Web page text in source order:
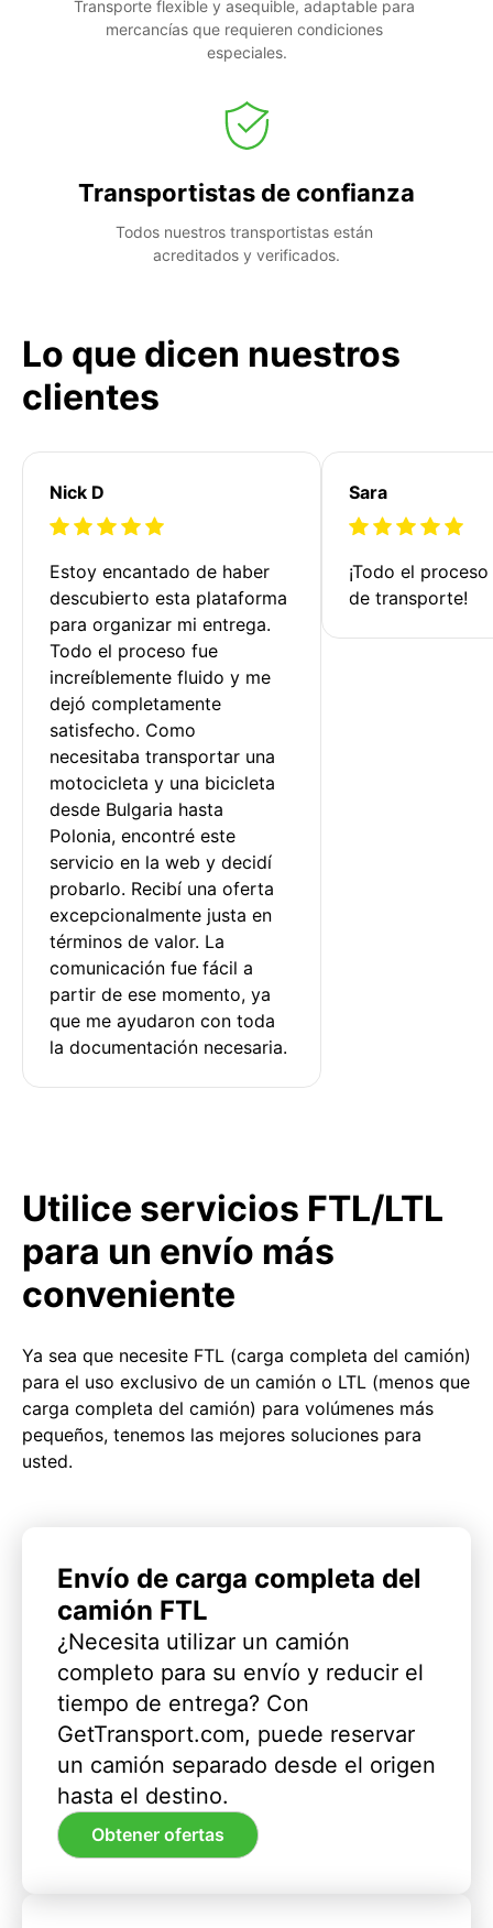
Transporte flexible y asequible, adaptable para
mercancías que requieren condiciones
especiales.
Transportistas de confianza
Todos nuestros transportistas están
acreditados y verificados.
Lo que dicen nuestros
clientes
Nick D
Estoy encantado de haber
descubierto esta plataforma
para organizar mi entrega.
Todo el proceso fue
increíblemente fluido y me
dejó completamente
satisfecho. Como
necesitaba transportar una
motocicleta y una bicicleta
desde Bulgaria hasta
Polonia, encontré este
servicio en la web y decidí
probarlo. Recibí una oferta
excepcionalmente justa en
términos de valor. La
comunicación fue fácil a
partir de ese momento, ya
que me ayudaron con toda
la documentación necesaria.
Sara
¡Todo el
de transporte!
Utilice servicios FTL/LTL
para un envío más
conveniente
Ya sea que necesite FTL (carga completa del camión)
para el uso exclusivo de un camión o LTL (menos que
carga completa del camión) para volúmenes más
pequeños, tenemos las mejores soluciones para
usted.
Envío de carga completa del
camión FTL
¿Necesita utilizar un camión
completo para su envío y reducir el
tiempo de entrega? Con
GetTransport.com, puede reservar
un camión separado desde el origen
hasta el destino.
Obtener ofertas